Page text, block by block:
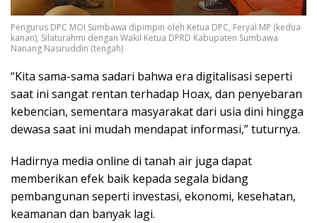
Pengurus DPC MOI Sumbawa dipimpin oleh Ketua DPC, Feryal MP (kedua
kanan), Silaturahmi dengan Wakil Ketua DPRD Kabupaten Sumbawa
Nanang Nasiruddin (tengah)
“Kita sama-sama sadari bahwa era digitalisasi seperti
saat ini sangat rentan terhadap Hoax, dan penyebaran
kebencian, sementara masyarakat dari usia dini hingga
dewasa saat ini mudah mendapat informasi,” tuturnya.
Hadirnya media online di tanah air juga dapat
memberikan efek baik kepada segala bidang
pembangunan seperti investasi, ekonomi, kesehatan,
keamanan dan banyak lagi.